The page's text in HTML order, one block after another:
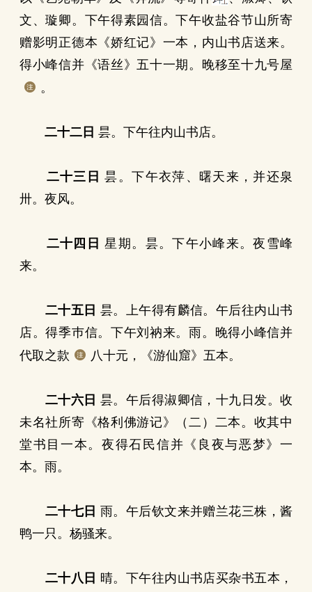
文、璇卿。下午得素园信。下午收盐谷节山所寄
赠影明正德本《娇红记》一本，内山书店送来。
得小峰信并《语丝》五十一期。晚移至十九号屋
。
二十二日 昙。下午往内山书店。
二十三日 昙。下午衣萍、曙天来，并还泉
卅。夜风。
二十四日 星期。昙。下午小峰来。夜雪峰
来。
二十五日 昙。上午得有麟信。午后往内山书
店。得季巿信。下午刘衲来。雨。晚得小峰信并
代取之款
八十元，《游仙窟》五本。
二十六日 昙。午后得淑卿信，十九日发。收
未名社所寄《格利佛游记》（二）二本。收其中
堂书目一本。夜得石民信并《良夜与恶梦》一
本。雨。
二十七日 雨。午后钦文来并赠兰花三株，酱
鸭一只。杨骚来。
二十八日 晴。下午往内山书店买杂书五本，